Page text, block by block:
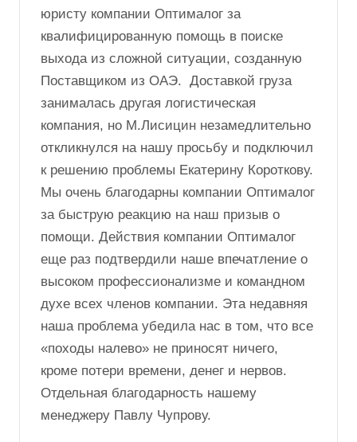
Хочу выразить огромную благодарность
Максиму Лисицину - руководителю ОП
Санкт-Петербург и Коротковой Екатерине –
юристу компании Оптималог за
квалифицированную помощь в поиске
выхода из сложной ситуации, созданную
Поставщиком из ОАЭ. Доставкой груза
занималась другая логистическая
компания, но М.Лисицин незамедлительно
откликнулся на нашу просьбу и подключил
к решению проблемы Екатерину Короткову.
Мы очень благодарны компании Оптималог
за быструю реакцию на наш призыв о
помощи. Действия компании Оптималог
еще раз подтвердили наше впечатление о
высоком профессионализме и командном
духе всех членов компании. Эта недавняя